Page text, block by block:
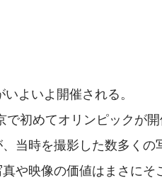
よいよ開催される。
初めてオリンピックが開
当時を撮影した数多く
や映像の価値はまさにそ